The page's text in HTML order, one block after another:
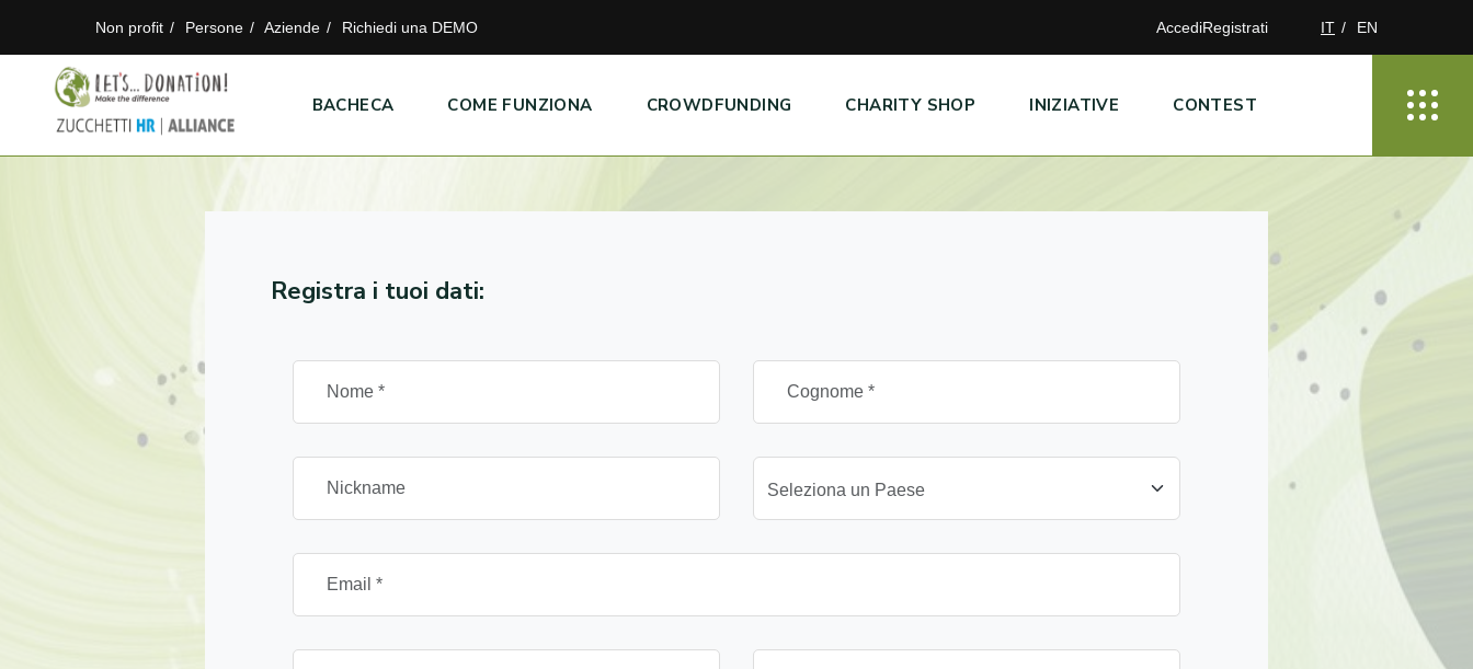
Non profit Persone Aziende Richiedi una DEMO AccediRegistrati IT EN
BACHECA COME FUNZIONA CROWDFUNDING CHARITY SHOP INIZIATIVE CONTEST
Registra i tuoi dati:
Seleziona un Paese